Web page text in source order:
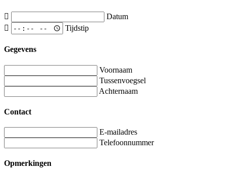
Datum
Tijdstip
Gegevens
Voornaam
Tussenvoegsel
Achternaam
Contact
E-mailadres
Telefoonnummer
Opmerkingen